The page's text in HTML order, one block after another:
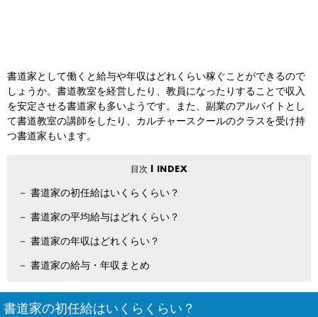
書道家として働くと給与や年収はどれくらい稼ぐことができるので
しょうか。書道教室を経営したり、教員になったりすることで収入
を安定させる書道家も多いようです。また、副業のアルバイトとし
て書道教室の講師をしたり、カルチャースクールのクラスを受け持
つ書道家もいます。
書道家の初任給はいくらくらい？
書道家の平均給与はどれくらい？
書道家の年収はどれくらい？
書道家の給与・年収まとめ
書道家の初任給はいくらくらい？